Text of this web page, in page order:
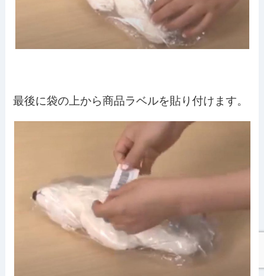
最後に袋の上から商品ラベルを貼り付けます。